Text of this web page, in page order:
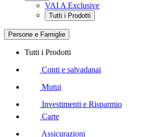
VAI A Exclusive
Tutti i Prodotti
Persone e Famiglie
Tutti i Prodotti
Conti e salvadanai
Mutui
Investimenti e Risparmio
Carte
Assicurazioni